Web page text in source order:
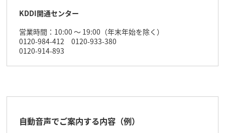
KDDI開通センター
営業時間：10:00 ～ 19:00（年末年始を除く）
0120-984-412 0120-933-380
0120-914-893
自動音声でご案内する内容（例）